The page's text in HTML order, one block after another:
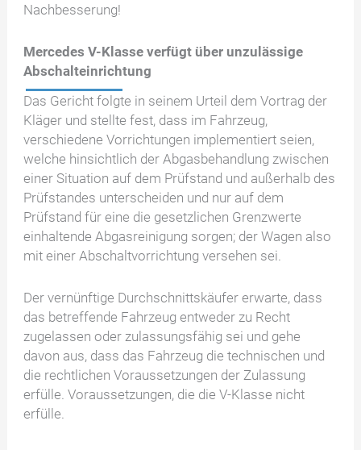
Nachbesserung!
Mercedes V-Klasse verfügt über unzulässige
Abschalteinrichtung
Das Gericht folgte in seinem Urteil dem Vortrag der
Kläger und stellte fest, dass im Fahrzeug,
verschiedene Vorrichtungen implementiert seien,
welche hinsichtlich der Abgasbehandlung zwischen
einer Situation auf dem Prüfstand und außerhalb des
Prüfstandes unterscheiden und nur auf dem
Prüfstand für eine die gesetzlichen Grenzwerte
einhaltende Abgasreinigung sorgen; der Wagen also
mit einer Abschaltvorrichtung versehen sei.
Der vernünftige Durchschnittskäufer erwarte, dass
das betreffende Fahrzeug entweder zu Recht
zugelassen oder zulassungsfähig sei und gehe
davon aus, dass das Fahrzeug die technischen und
die rechtlichen Voraussetzungen der Zulassung
erfülle. Voraussetzungen, die die V-Klasse nicht
erfülle.